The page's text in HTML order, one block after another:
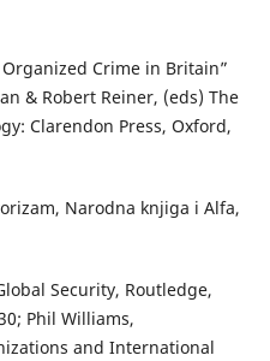
Crime in Britain”
& Robert Reiner, (eds) The
Clarendon Press, Oxford,
Narodna knjiga i Alfa,
Security, Routledge,
Phil Williams,
and International